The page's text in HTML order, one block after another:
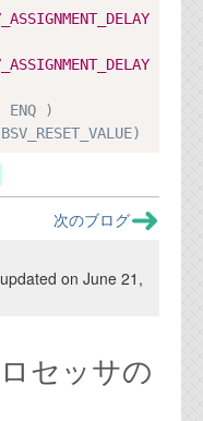
)
次のブログ
on June 21,
セッサの